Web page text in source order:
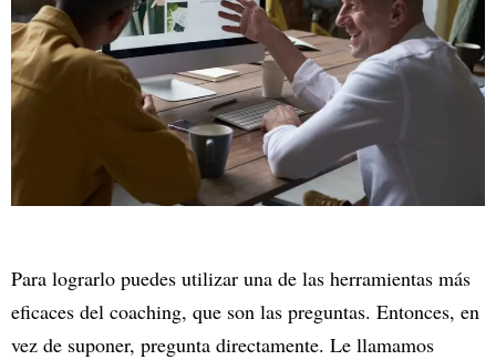
Para lograrlo puedes utilizar una de las herramientas más
eficaces del coaching, que son las preguntas. Entonces, en
vez de suponer, pregunta directamente. Le llamamos